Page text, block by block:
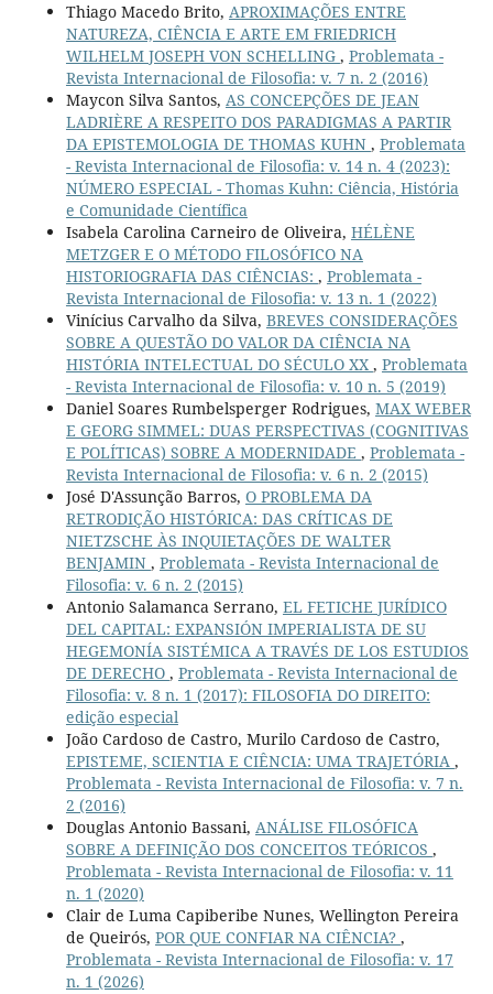
Thiago Macedo Brito, APROXIMAÇÕES ENTRE
NATUREZA, CIÊNCIA E ARTE EM FRIEDRICH
WILHELM JOSEPH VON SCHELLING , Problemata -
Revista Internacional de Filosofia: v. 7 n. 2 (2016)
Maycon Silva Santos, AS CONCEPÇÕES DE JEAN
LADRIÈRE A RESPEITO DOS PARADIGMAS A PARTIR
DA EPISTEMOLOGIA DE THOMAS KUHN , Problemata
- Revista Internacional de Filosofia: v. 14 n. 4 (2023):
NÚMERO ESPECIAL - Thomas Kuhn: Ciência, História
e Comunidade Científica
Isabela Carolina Carneiro de Oliveira, HÉLÈNE
METZGER E O MÉTODO FILOSÓFICO NA
HISTORIOGRAFIA DAS CIÊNCIAS: , Problemata -
Revista Internacional de Filosofia: v. 13 n. 1 (2022)
Vinícius Carvalho da Silva, BREVES CONSIDERAÇÕES
SOBRE A QUESTÃO DO VALOR DA CIÊNCIA NA
HISTÓRIA INTELECTUAL DO SÉCULO XX , Problemata
- Revista Internacional de Filosofia: v. 10 n. 5 (2019)
Daniel Soares Rumbelsperger Rodrigues, MAX WEBER
E GEORG SIMMEL: DUAS PERSPECTIVAS (COGNITIVAS
E POLÍTICAS) SOBRE A MODERNIDADE , Problemata -
Revista Internacional de Filosofia: v. 6 n. 2 (2015)
José D'Assunção Barros, O PROBLEMA DA
RETRODIÇÃO HISTÓRICA: DAS CRÍTICAS DE
NIETZSCHE ÀS INQUIETAÇÕES DE WALTER
BENJAMIN , Problemata - Revista Internacional de
Filosofia: v. 6 n. 2 (2015)
Antonio Salamanca Serrano, EL FETICHE JURÍDICO
DEL CAPITAL: EXPANSIÓN IMPERIALISTA DE SU
HEGEMONÍA SISTÉMICA A TRAVÉS DE LOS ESTUDIOS
DE DERECHO , Problemata - Revista Internacional de
Filosofia: v. 8 n. 1 (2017): FILOSOFIA DO DIREITO:
edição especial
João Cardoso de Castro, Murilo Cardoso de Castro,
EPISTEME, SCIENTIA E CIÊNCIA: UMA TRAJETÓRIA ,
Problemata - Revista Internacional de Filosofia: v. 7 n.
2 (2016)
Douglas Antonio Bassani, ANÁLISE FILOSÓFICA
SOBRE A DEFINIÇÃO DOS CONCEITOS TEÓRICOS ,
Problemata - Revista Internacional de Filosofia: v. 11
n. 1 (2020)
Clair de Luma Capiberibe Nunes, Wellington Pereira
de Queirós, POR QUE CONFIAR NA CIÊNCIA? ,
Problemata - Revista Internacional de Filosofia: v. 17
n. 1 (2026)